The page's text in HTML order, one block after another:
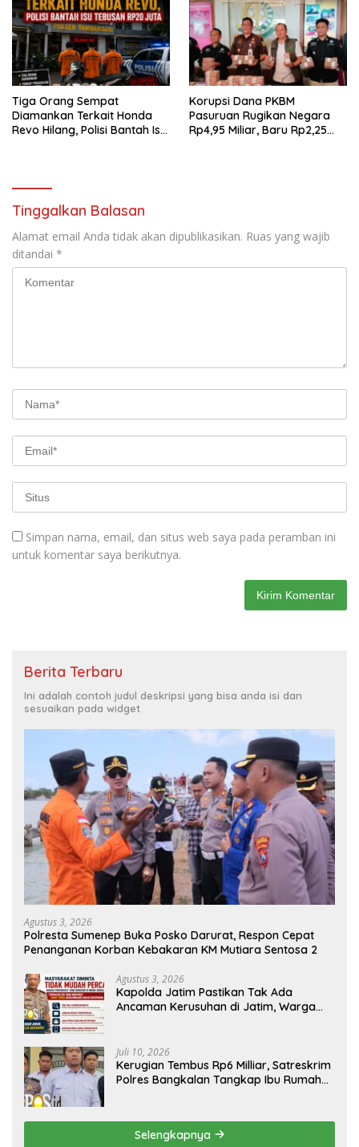
Tiga Orang Sempat
Diamankan Terkait Honda
Revo Hilang, Polisi Bantah Isu
Korupsi Dana PKBM
Pasuruan Rugikan Negara
Rp4,95 Miliar, Baru Rp2,25
Tinggalkan Balasan
Alamat email Anda tidak akan dipublikasikan. Ruas yang wajib
ditandai *
Simpan nama, email, dan situs web saya pada peramban ini
untuk komentar saya berikutnya.
Berita Terbaru
Ini adalah contoh judul deskripsi yang bisa anda isi dan
sesuaikan pada widget
Agustus 3, 2026
Polresta Sumenep Buka Posko Darurat, Respon Cepat
Penanganan Korban Kebakaran KM Mutiara Sentosa 2
Agustus 3, 2026
Kapolda Jatim Pastikan Tak Ada
Ancaman Kerusuhan di Jatim, Warga
Juli 10, 2026
Kerugian Tembus Rp6 Milliar, Satreskrim
Polres Bangkalan Tangkap Ibu Rumah
Selengkapnya